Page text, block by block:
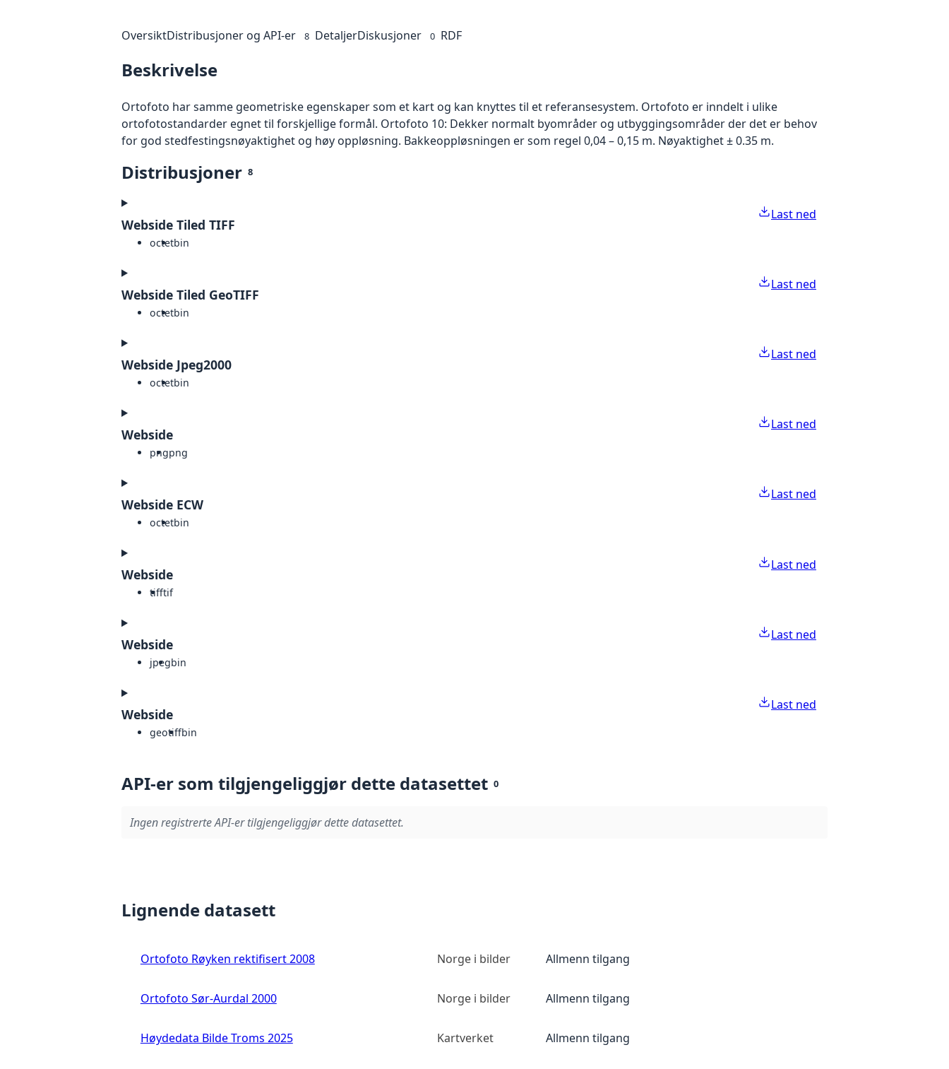
OversiktDistribusjoner og API-er 8 DetaljerDiskusjoner 0 RDF
Beskrivelse
Ortofoto har samme geometriske egenskaper som et kart og kan knyttes til et referansesystem. Ortofoto er inndelt i ulike
ortofotostandarder egnet til forskjellige formål. Ortofoto 10: Dekker normalt byområder og utbyggingsområder der det er behov
for god stedfestingsnøyaktighet og høy oppløsning. Bakkeoppløsningen er som regel 0,04 – 0,15 m. Nøyaktighet ± 0.35 m.
Distribusjoner 8
Webside Tiled TIFF
octetbin
Last ned
Webside Tiled GeoTIFF
octetbin
Last ned
Webside Jpeg2000
octetbin
Last ned
Webside
pngpng
Last ned
Webside ECW
octetbin
Last ned
Webside
tifftif
Last ned
Webside
jpegbin
Last ned
Webside
geotiffbin
Last ned
API-er som tilgjengeliggjør dette datasettet 0
Ingen registrerte API-er tilgjengeliggjør dette datasettet.
Lignende datasett
Ortofoto Røyken rektifisert 2008 Norge i bilder Allmenn tilgang
Ortofoto Sør-Aurdal 2000 Norge i bilder Allmenn tilgang
Høydedata Bilde Troms 2025 Kartverket Allmenn tilgang